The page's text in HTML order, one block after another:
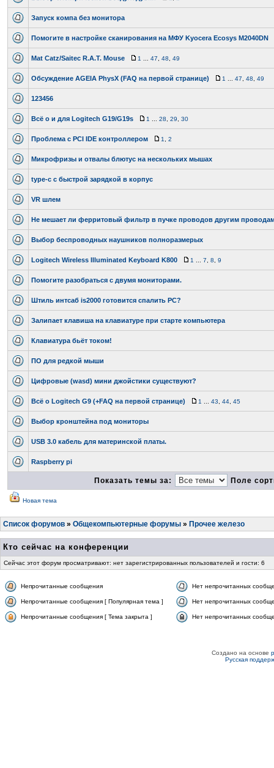
Запуск компа без монитора
Помогите в настройке сканирования на МФУ Kyocera Ecosys M2040DN
Mat Catz/Saitec R.A.T. Mouse 1 47 48 49
Обсуждение AGEIA PhysX (FAQ на первой странице) 1 47 48 49
123456
Всё о и для Logitech G19/G19s 1 28 29 30
Проблема с PCI IDE контроллером 1 2
Микрофризы и отвалы блютус на нескольких мышах
type-c с быстрой зарядкой в корпус
VR шлем
Не мешает ли ферритовый фильтр в пучке проводов другим
Выбор беспроводных наушников полноразмерых
Logitech Wireless Illuminated Keyboard K800 1 7 8 9
Помогите разобраться с двумя мониторами.
Штиль интсаб is2000 готовится спалить PC?
Залипает клавиша на клавиатуре при старте компьютера
Клавиатура бьёт током!
ПО для редкой мыши
Цифровые (wasd) мини джойстики существуют?
Всё о Logitech G9 (+FAQ на первой странице) 1 43 44 45
Выбор кронштейна под мониторы
USB 3.0 кабель для материнской платы.
Raspberry pi
Показать темы за: Поле
Новая тема
Список форумов » Общекомпьютерные форумы » Прочее железо
Кто сейчас на конференции
Сейчас этот форум просматривают: нет зарегистрированных пользователей и гости: 6
Непрочитанные сообщения Нет непрочитанных
Непрочитанные сообщения [ Популярная тема ] Нет непрочитанных
Непрочитанные сообщения [ Тема закрыта ] Нет непрочитанных
Создано на основе
Русская